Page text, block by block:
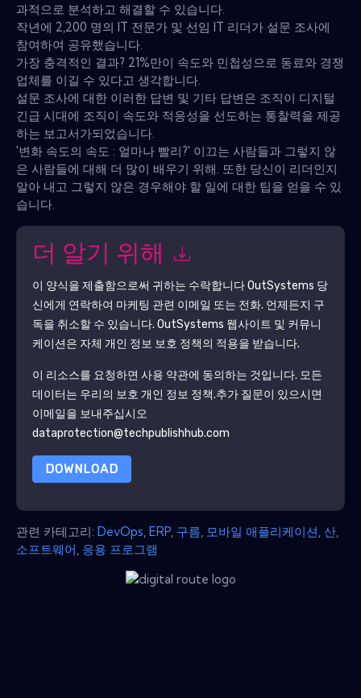
과적으로 분석하고 해결할 수 있습니다.
작년에 2,200 명의 IT 전문가 및 선임 IT 리더가 설문 조사에
참여하여 공유했습니다.
가장 충격적인 결과? 21%만이 속도와 민첩성으로 동료와 경쟁
업체를 이길 수 있다고 생각합니다.
설문 조사에 대한 이러한 답변 및 기타 답변은 조직이 디지털
긴급 시대에 조직이 속도와 적응성을 선도하는 통찰력을 제공
하는 보고서가되었습니다.
'변화 속도의 속도 : 얼마나 빨리?' 이끄는 사람들과 그렇지 않
은 사람들에 대해 더 많이 배우기 위해. 또한 당신이 리더인지
알아 내고 그렇지 않은 경우해야 할 일에 대한 팁을 얻을 수 있
습니다.
더 알기 위해
이 양식을 제출함으로써 귀하는 수락합니다OutSystems 당
신에게 연락하여 마케팅 관련 이메일 또는 전화. 언제든지 구
독을 취소할 수 있습니다. OutSystems 웹사이트 및 커뮤니
케이션은 자체 개인 정보 보호 정책의 적용을 받습니다.
이 리소스를 요청하면 사용 약관에 동의하는 것입니다. 모든
데이터는 우리의 보호 개인 정보 정책.추가 질문이 있으시면
이메일을 보내주십시오
dataprotection@techpublishhub.com
DOWNLOAD
관련 카테고리: DevOps ERP 구름 모바일 애플리케이션 산
소프트웨어 응용 프로그램